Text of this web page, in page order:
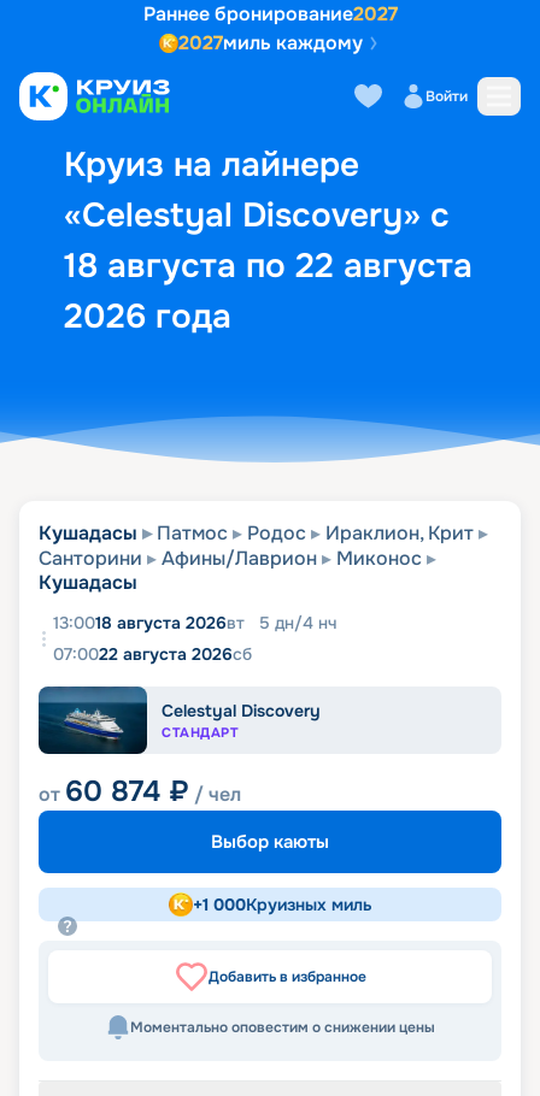
Раннее бронирование2027
2027миль каждому
Войти
Круиз на лайнере
«Celestyal Discovery» с
18 августа по 22 августа
2026 года
Выбор кают Маршрут и
Кушадасы Патмос Родос
Ираклион, Крит
Санторини
Афины/Лаврион
Миконос
Кушадасы
13:0018 августа 2026вт 5 дн/4 нч
07:0022 августа 2026сб
Celestyal Discovery
СТАНДАРТ
от 60 874 ₽ / чел
Выбор каюты
+1 000Круизных миль
Добавить в избранное
Моментально оповестим о снижении цены